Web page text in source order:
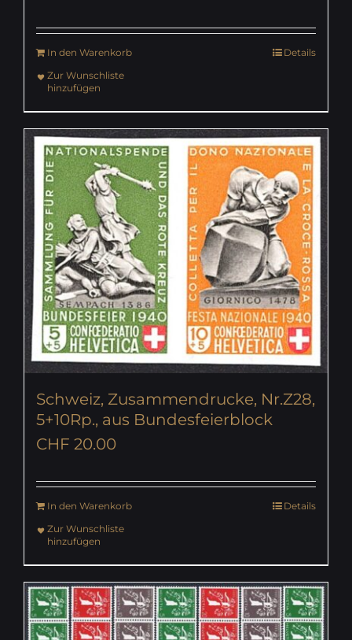
In den Warenkorb
Details
Zur Wunschliste
hinzufügen
Schweiz, Zusammendrucke, Nr.Z28,
5+10Rp., aus Bundesfeierblock
CHF 20.00
In den Warenkorb
Details
Zur Wunschliste
hinzufügen